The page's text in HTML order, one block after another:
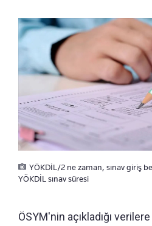
YÖKDİL/2 ne zaman, sınav giriş
YÖKDİL sınav süresi
ÖSYM'nin açıkladığı